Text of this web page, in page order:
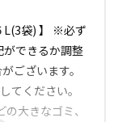
L(3袋) 】 ※必ず
できるか調整
ございます。
てください。
大きなゴミ、